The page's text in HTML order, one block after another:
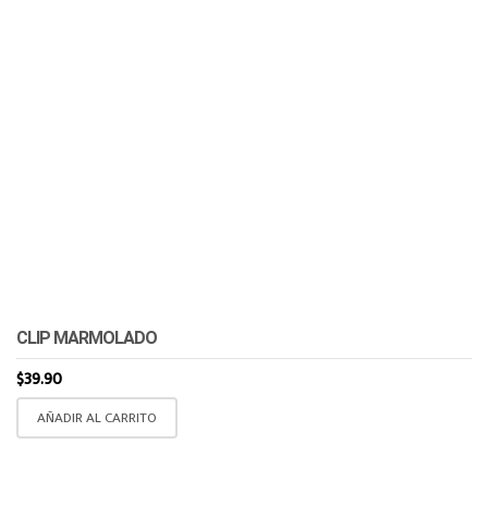
CLIP MARMOLADO
$39.90
AÑADIR AL CARRITO